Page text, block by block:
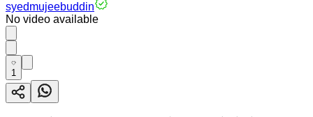
syedmujeebuddin
No video available
1